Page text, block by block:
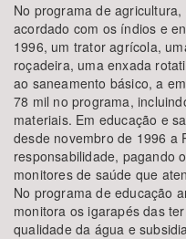
No programa de
acordado com os índios e
1996, um trator agrícola,
roçadeira, uma enxada
ao saneamento básico, a
78 mil no programa,
materiais. Em educação e
desde novembro de 1996 a
responsabilidade, pagando
monitores de saúde que
No programa de educação
monitora os igarapés das
qualidade da água e